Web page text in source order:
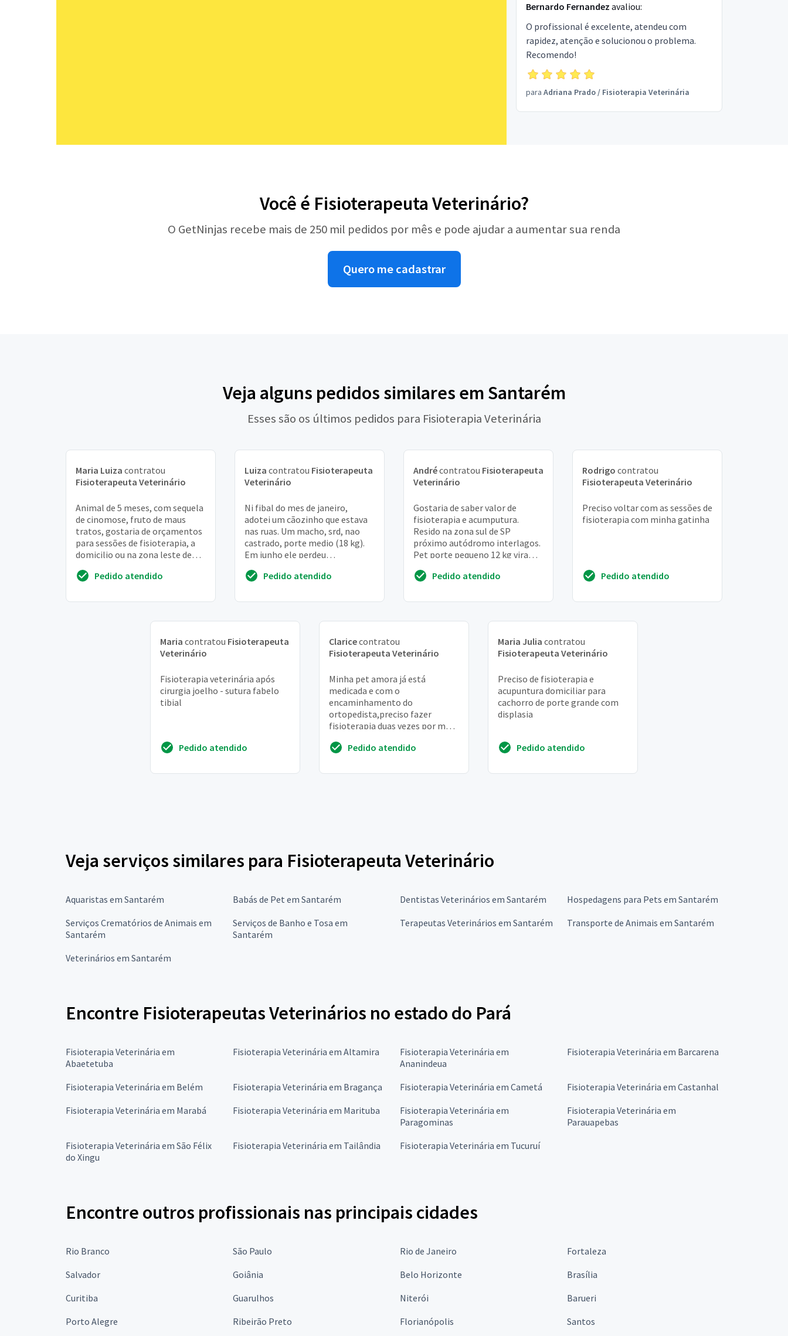
Bernardo Fernandez avaliou:
O profissional é excelente, atendeu com
rapidez, atenção e solucionou o problema.
Recomendo!
para Adriana Prado/ Fisioterapia Veterinária
Você é Fisioterapeuta Veterinário?
O GetNinjas recebe mais de 250 mil pedidos por mês e pode ajudar a aumentar sua renda
Quero me cadastrar
Veja alguns pedidos similares em Santarém
Esses são os últimos pedidos para Fisioterapia Veterinária
Maria Luiza contratou
Fisioterapeuta Veterinário
Animal de 5 meses, com sequela
de cinomose, fruto de maus
tratos, gostaria de orçamentos
para sessões de fisioterapia, a
domicilio ou na zona leste de
Pedido atendido
Luiza contratou Fisioterapeuta
Veterinário
Ni fibal do mes de janeiro,
adotei um cãozinho que estava
nas ruas. Um macho, srd, nao
castrado, porte medio (18 kg).
Em junho ele perdeu
4 patas e descobrimo...
Pedido atendido
Andrécontratou Fisioterapeuta
Veterinário
Gostaria de saber valor de
fisioterapia e acumputura.
Resido na zona sul de SP
próximo autódromo interlagos.
Pet porte pequeno 12 kg vira
possível valeu de p...
Pedido atendido
Rodrigo contratou
Fisioterapeuta Veterinário
Preciso voltar com as sessões de
fisioterapia com minha gatinha
Pedido atendido
Maria contratou Fisioterapeuta
Veterinário
Fisioterapia veterinária após
cirurgia joelho - sutura fabelo
tibial
Pedido atendido
Claricecontratou
Fisioterapeuta Veterinário
Minha pet amora já está
medicada e com o
encaminhamento do
ortopedista,preciso fazer
fisioterapia duas vezes por mês.
esteja na zona sul,de
Pedido atendido
Maria Julia contratou
Fisioterapeuta Veterinário
Preciso de fisioterapia e
acupuntura domiciliar para
cachorro de porte grande com
displasia
Pedido atendido
Veja serviços similares para Fisioterapeuta Veterinário
Aquaristas em Santarém Babás de Pet em Santarém Dentistas Veterinários em Santarém
Hospedagens para Pets em Santarém
Serviços Crematórios de Animais em
Santarém
Serviços de Banho e Tosa em
Santarém
Terapeutas Veterinários em Santarém Transporte de Animais em Santarém
Veterinários em Santarém
Encontre Fisioterapeutas Veterinários no estado do Pará
Fisioterapia Veterinária em
Abaetetuba
Fisioterapia Veterinária em Altamira
Fisioterapia Veterinária em
Ananindeua
Fisioterapia Veterinária em Barcarena
Fisioterapia Veterinária em Belém Fisioterapia Veterinária em Bragança Fisioterapia Veterinária em Cametá
Fisioterapia Veterinária em Castanhal
Fisioterapia Veterinária em Marabá
Fisioterapia Veterinária em Marituba
Fisioterapia Veterinária em
Paragominas
Fisioterapia Veterinária em
Parauapebas
Fisioterapia Veterinária em São Félix
do Xingu
Fisioterapia Veterinária em Tailândia Fisioterapia Veterinária em Tucuruí
Encontre outros profissionais nas principais cidades
Rio Branco São Paulo Rio de Janeiro
Fortaleza
Salvador
Goiânia Belo Horizonte
Brasília
Curitiba
Guarulhos Niterói
Barueri
Porto Alegre
Ribeirão Preto Florianópolis Santos